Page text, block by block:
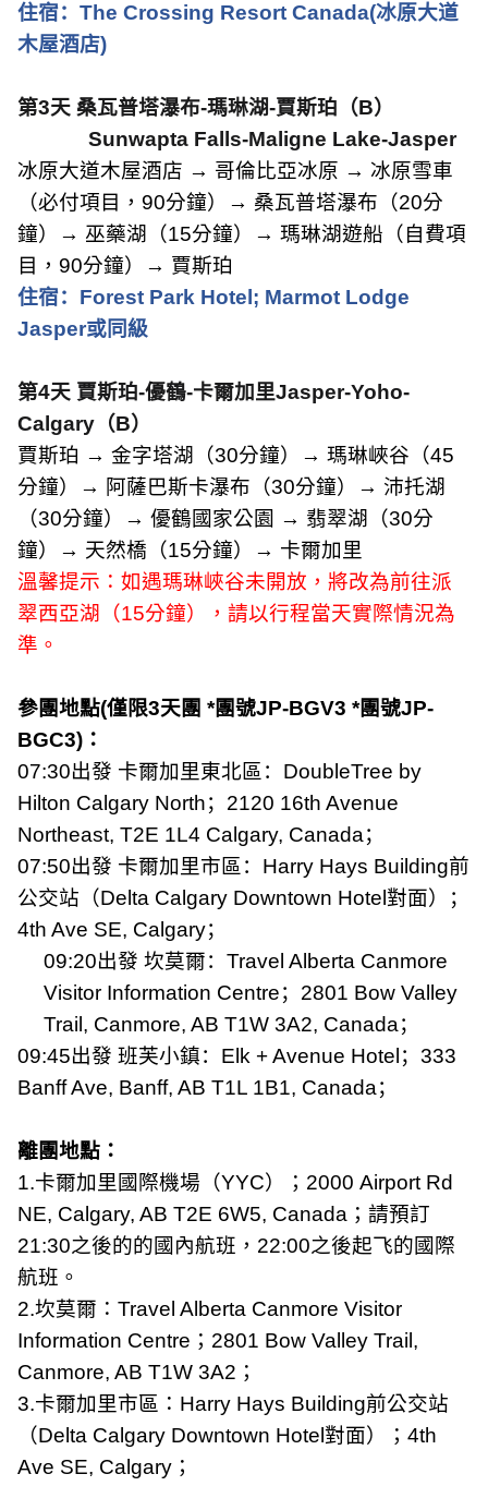
住宿： The Crossing Resort Canada(冰原大道
木屋酒店)
第3天 桑瓦普塔瀑布-瑪琳湖-賈斯珀（B）
Sunwapta Falls-Maligne Lake-Jasper
冰原大道木屋酒店 → 哥倫比亞冰原 → 冰原雪車
（必付項目， 90分鐘）→ 桑瓦普塔瀑布（20分
鐘）→ 巫藥湖（15分鐘）→ 瑪琳湖遊船（自費項
目， 90分鐘）→ 賈斯珀
住宿： Forest Park Hotel; Marmot Lodge
Jasper或同級
第4天 賈斯珀-優鶴-卡爾加里Jasper-Yoho-
Calgary （B）
賈斯珀 → 金字塔湖（30分鐘）→ 瑪琳峽谷（45
分鐘）→ 阿薩巴斯卡瀑布（30分鐘）→ 沛托湖
（30分鐘）→ 優鶴國家公園 → 翡翠湖（30分
鐘）→ 天然橋（15分鐘）→ 卡爾加里
溫馨提示：如遇瑪琳峽谷未開放，將改為前往派
翠西亞湖（15分鐘），請以行程當天實際情況為
準。
參團地點(僅限3天團 *團號JP-BGV3 *團號JP-
BGC3) ：
07:30出發 卡爾加里東北區： DoubleTree by
Hilton Calgary North； 2120 16th Avenue
Northeast, T2E 1L4 Calgary, Canada；
07:50出發 卡爾加里市區： Harry Hays Building前
公交站（Delta Calgary Downtown Hotel 對面）；
4th Ave SE, Calgary；
09:20出發 坎莫爾： Travel Alberta Canmore
Visitor Information Centre； 2801 Bow Valley
Trail, Canmore, AB T1W 3A2, Canada；
09:45出發 班芙小鎮： Elk + Avenue Hotel ； 333
Banff Ave, Banff, AB T1L 1B1, Canada；
離團地點：
1.卡爾加里國際機場（YYC）； 2000 Airport Rd
NE, Calgary, AB T2E 6W5, Canada ；請預訂
21:30之後的的國內航班， 22:00之後起飞的國際
航班。
2.坎莫爾： Travel Alberta Canmore Visitor
Information Centre ； 2801 Bow Valley Trail,
Canmore, AB T1W 3A2 ；
3.卡爾加里市區： Harry Hays Building前公交站
（Delta Calgary Downtown Hotel 對面）； 4th
Ave SE, Calgary ；